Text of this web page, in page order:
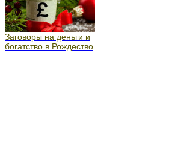
Заговоры на деньги и
богатство в Рождество